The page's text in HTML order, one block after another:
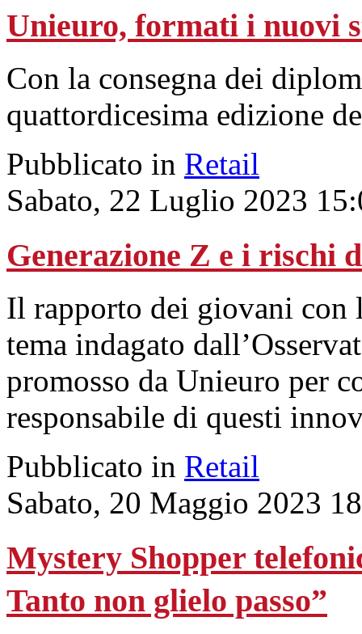
Unieuro, formati i nuovi
Con la consegna dei
quattordicesima edizione
Pubblicato in Retail
Sabato, 22 Luglio 2023
Generazione Z e i rischi
Il rapporto dei giovani con
tema indagato
promosso da Unieuro per
responsabile di questi
Pubblicato in Retail
Sabato, 20 Maggio 2023
Mystery Shopper
Tanto non glielo passo”